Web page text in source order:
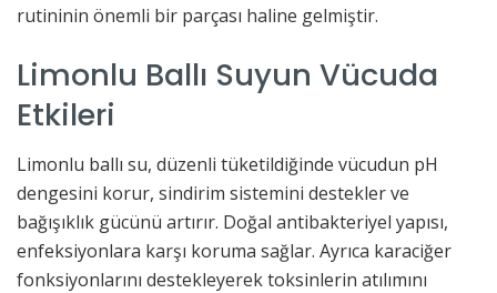
rutininin önemli bir parçası haline gelmiştir.
Limonlu Ballı Suyun Vücuda
Etkileri
Limonlu ballı su, düzenli tüketildiğinde vücudun pH
dengesini korur, sindirim sistemini destekler ve
bağışıklık gücünü artırır. Doğal antibakteriyel yapısı,
enfeksiyonlara karşı koruma sağlar. Ayrıca karaciğer
fonksiyonlarını destekleyerek toksinlerin atılımını